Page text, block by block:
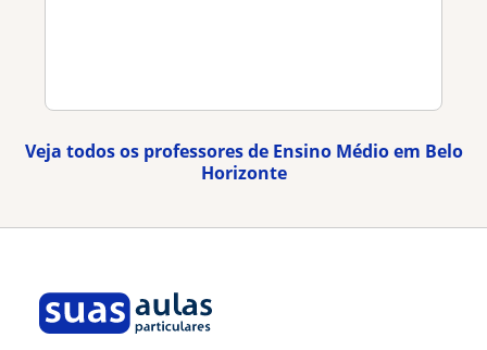
Veja todos os professores de Ensino Médio em Belo
Horizonte